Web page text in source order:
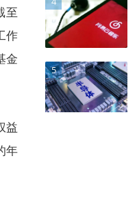
至
作
金
益
年
5